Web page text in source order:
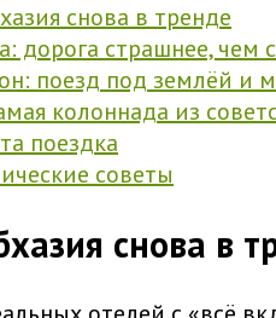
снова в тренде
дорога страшнее,
поезд под землёй и
колоннада из
поездка
советы
снова в